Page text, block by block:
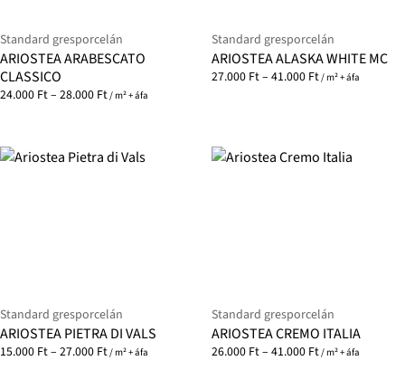
Standard gresporcelán
ARIOSTEA ARABESCATO
CLASSICO
24.000 Ft– 28.000 Ft/ m² + áfa
Standard gresporcelán
ARIOSTEA ALASKA WHITE MC
27.000 Ft– 41.000 Ft/ m² + áfa
Standard gresporcelán
ARIOSTEA PIETRA DI VALS
15.000 Ft– 27.000 Ft/ m² + áfa
Standard gresporcelán
ARIOSTEA CREMO ITALIA
26.000 Ft– 41.000 Ft/ m² + áfa